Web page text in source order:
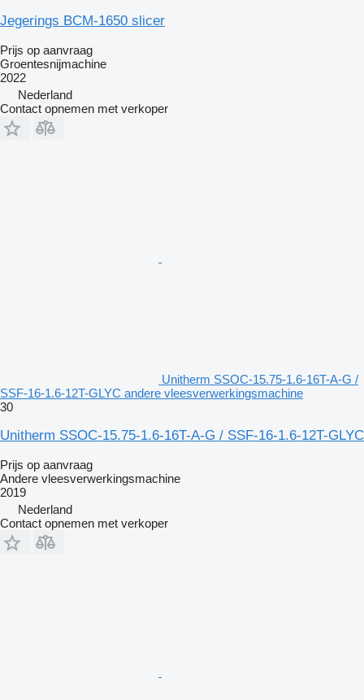
Jegerings BCM-1650 slicer
Prijs op aanvraag
Groentesnijmachine
2022
Nederland
Contact opnemen met verkoper
Unitherm SSOC-15.75-1.6-16T-A-G /
SSF-16-1.6-12T-GLYC andere vleesverwerkingsmachine
30
Unitherm SSOC-15.75-1.6-16T-A-G / SSF-16-1.6-12T-GLYC
Prijs op aanvraag
Andere vleesverwerkingsmachine
2019
Nederland
Contact opnemen met verkoper